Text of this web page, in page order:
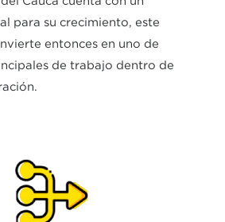
para su crecimiento, este
entonces en uno de
de trabajo dentro de